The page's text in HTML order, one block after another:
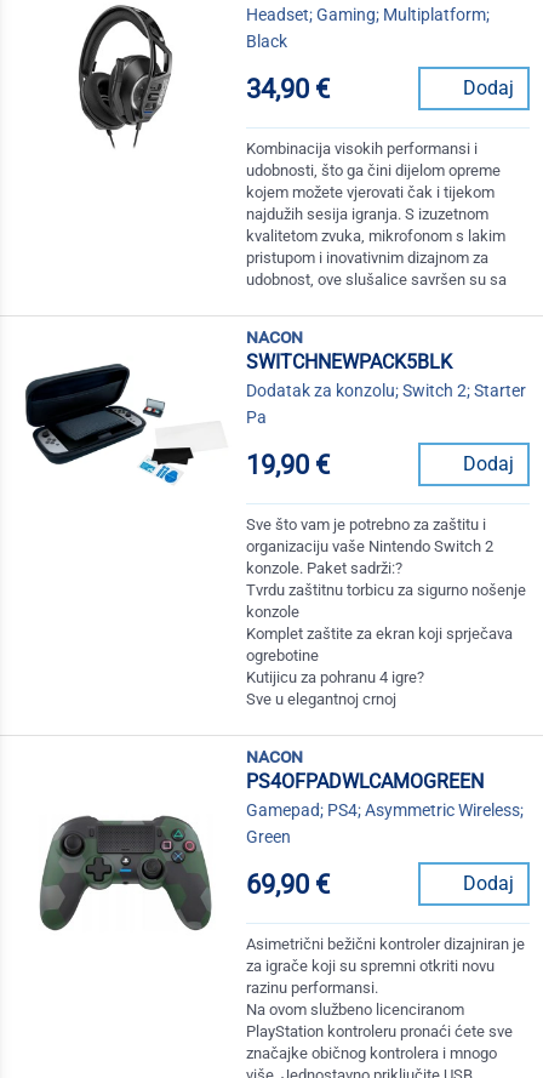
Headset; Gaming; Multiplatform;
Black
34,90 € Dodaj
Kombinacija visokih performansi i
udobnosti, što ga čini dijelom opreme
kojem možete vjerovati čak i tijekom
najdužih sesija igranja. S izuzetnom
kvalitetom zvuka, mikrofonom s lakim
pristupom i inovativnim dizajnom za
udobnost, ove slušalice savršen su sa
nacon
SWITCHNEWPACK5BLK
Dodatak za konzolu; Switch 2; Starter
Pa
19,90 € Dodaj
Sve što vam je potrebno za zaštitu i
organizaciju vaše Nintendo Switch 2
konzole. Paket sadrži:?
Tvrdu zaštitnu torbicu za sigurno nošenje
konzole
Komplet zaštite za ekran koji sprječava
ogrebotine
Kutijicu za pohranu 4 igre?
Sve u elegantnoj crnoj
nacon
PS4OFPADWLCAMOGREEN
Gamepad; PS4; Asymmetric Wireless;
Green
69,90 € Dodaj
Asimetrični bežični kontroler dizajniran je
za igrače koji su spremni otkriti novu
razinu performansi.
Na ovom službeno licenciranom
PlayStation kontroleru pronaći ćete sve
značajke običnog kontrolera i mnogo